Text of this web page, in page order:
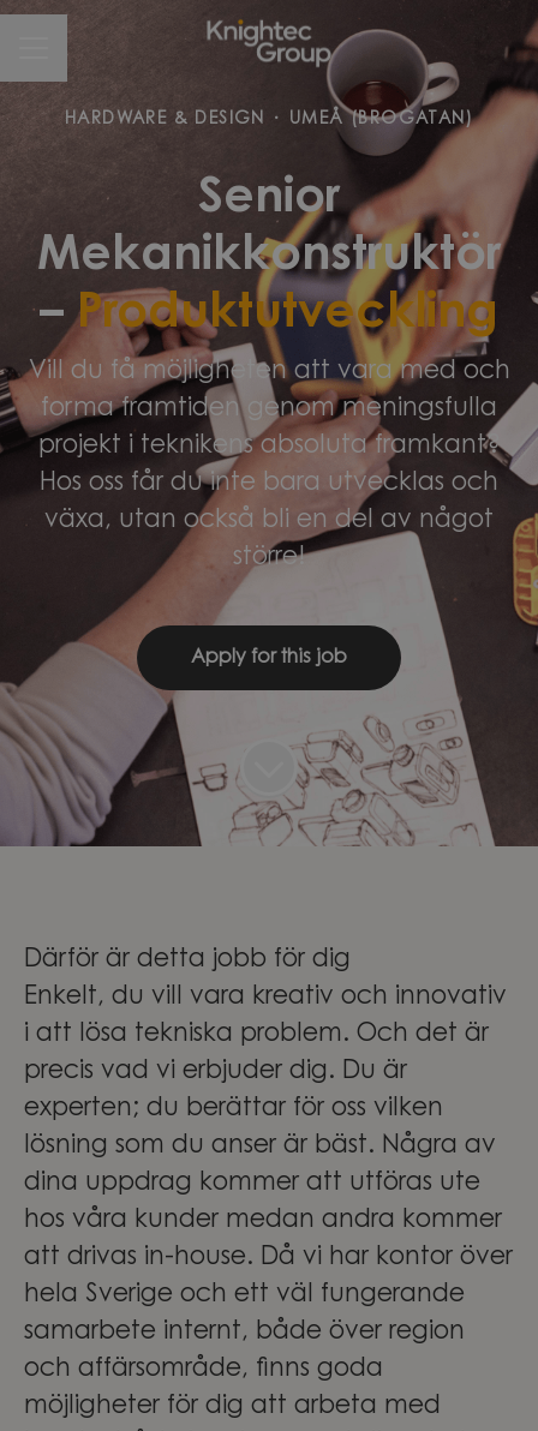
CAREER MENU
HARDWARE & DESIGN · UMEÅ (BROGATAN)
Senior
Mekanikkonstruktör
–Produktutveckling
Vill du få möjligheten att vara med och
forma framtiden genom meningsfulla
projekt i teknikens absoluta framkant?
Hos oss får du inte bara utvecklas och
växa, utan också bli en del av något
större!
Apply for this job
Därför är detta jobb för dig
Enkelt, du vill vara kreativ och innovativ
i att lösa tekniska problem. Och det är
precis vad vi erbjuder dig. Du är
experten; du berättar för oss vilken
lösning som du anser är bäst. Några av
dina uppdrag kommer att utföras ute
hos våra kunder medan andra kommer
att drivas in-house. Då vi har kontor över
hela Sverige och ett väl fungerande
samarbete internt, både över region
och affärsområde, finns goda
möjligheter för dig att arbeta med